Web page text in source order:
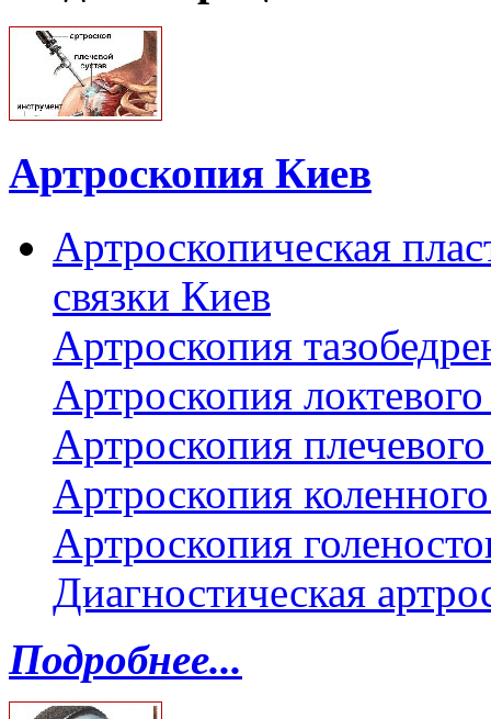
Артроскопия Киев
Артроскопическая
связки Киев
Артроскопия
Артроскопия
Артроскопия
Артроскопия
Артроскопия
Диагностическая
Подробнее...